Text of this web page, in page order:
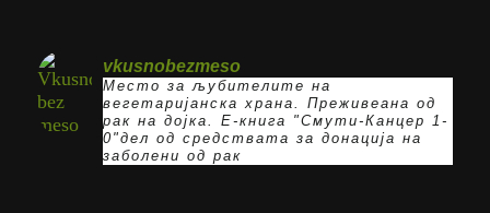
vkusnobezmeso
Место за љубителите на
вегетаријанска храна. Преживеана од
рак на дојка.
E-книга "Смути-Канцер 1-
0"дел од средствата за донација на
заболени од рак